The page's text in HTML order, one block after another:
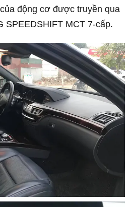
động cơ được truyền qua
SPEEDSHIFT MCT 7-cấp.